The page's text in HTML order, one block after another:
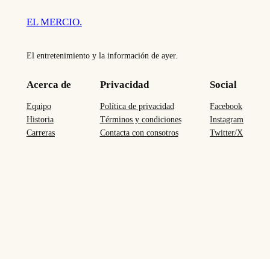
EL MERCIO.
El entretenimiento y la información de ayer.
Acerca de
Equipo
Historia
Carreras
Privacidad
Política de privacidad
Términos y condiciones
Contacta con consotros
Social
Facebook
Instagram
Twitter/X